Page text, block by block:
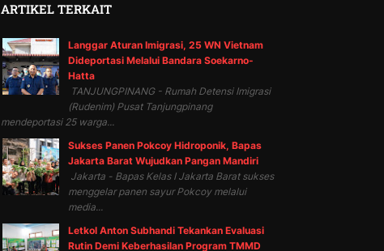
ARTIKEL TERKAIT
Langgar Aturan Imigrasi, 25 WN Vietnam
Dideportasi Melalui Bandara Soekarno-
Hatta
TANJUNGPINANG - Rumah Detensi Imigrasi
(Rudenim) Pusat Tanjungpinang
mendeportasi 25 warga...
Sukses Panen Pokcoy Hidroponik, Bapas
Jakarta Barat Wujudkan Pangan Mandiri
Jakarta - Bapas Kelas I Jakarta Barat sukses
menggelar panen sayur Pokcoy melalui
media...
Letkol Anton Subhandi Tekankan Evaluasi
Rutin Demi Keberhasilan Program TMMD